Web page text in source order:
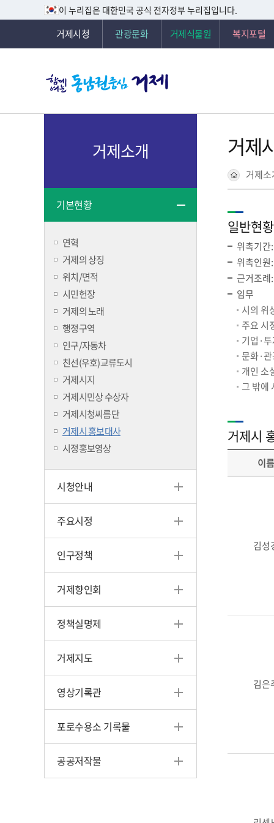
이 누리집은 대한민국 공식 전자정부 누리집입니다.
거제시청 관광문화 거제식물원 복지포털
거제소개
기본현황
연혁
거제의 상징
위치/면적
시민헌장
거제의 노래
행정구역
인구/자동차
친선(우호)교류도시
거제시지
거제시민상 수상자
거제시청씨름단
거제시 홍보대사
시정홍보영상
시청안내
주요시정
인구정책
거제향인회
정책실명제
거제지도
영상기록관
포로수용소 기록물
공공저작물
거제
거제소
일반현황
위촉기간
위촉인원
근거조례
임무
시의 위
주요 시
기업·
문화·
개인 소
그 밖에
거제시
이름
김성
김은